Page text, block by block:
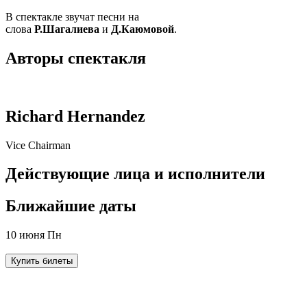
В спектакле звучат песни на
слова Р.Шагалиева и Д.Каюмовой.
Авторы спектакля
Richard Hernandez
Vice Chairman
Действующие лица и исполнители
Ближайшие даты
10 июня Пн
Купить билеты